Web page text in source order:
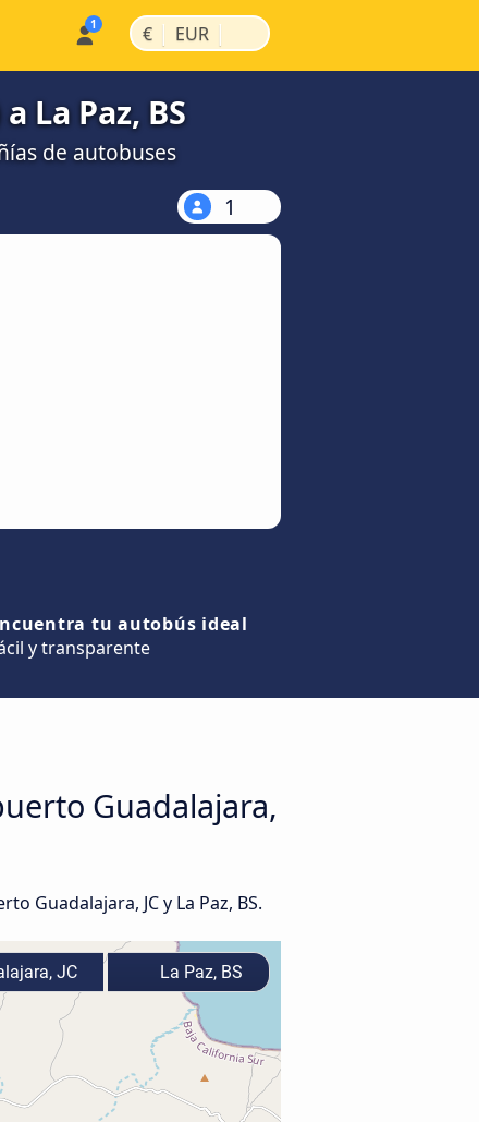
€ | EUR |
La Paz, BS
de autobuses
1
tu autobús ideal
y transparente
Guadalajara,
Guadalajara, JC y La Paz, BS.
JC La Paz, BS